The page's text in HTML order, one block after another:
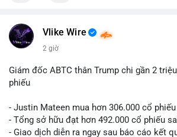
📰 Nguồn: Cointelegraph
Vlike Wire
2 giờ
Giám đốc ABTC thân Trump chi gần 2
phiếu
- Justin Mateen mua hơn 306.000 cổ
- Tổng sở hữu đạt hơn 492.000 cổ phiếu
- Giao dịch diễn ra ngay sau báo cáo kết